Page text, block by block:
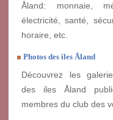
Åland: monnaie,
électricité, santé,
horaire, etc.
Photos des iles Åland
Découvrez les
des iles Åland
membres du club des